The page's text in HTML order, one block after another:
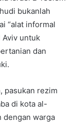
bukanlah
“alat informal
Aviv untuk
dan
pasukan rezim
di kota al-
dengan warga